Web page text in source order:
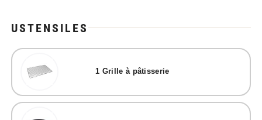
USTENSILES
1 Grille à pâtisserie